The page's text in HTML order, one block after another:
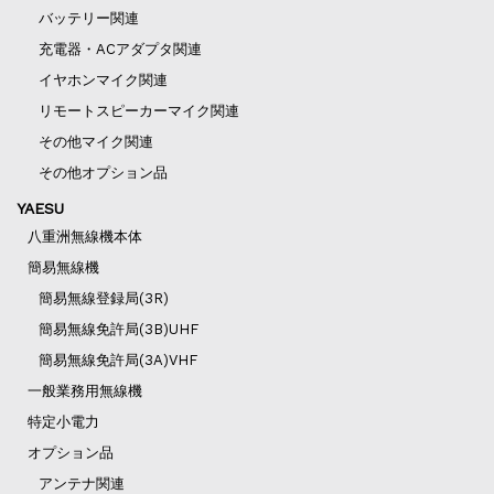
バッテリー関連
充電器・ACアダプタ関連
イヤホンマイク関連
リモートスピーカーマイク関連
その他マイク関連
その他オプション品
YAESU
八重洲無線機本体
簡易無線機
簡易無線登録局(3R)
簡易無線免許局(3B)UHF
簡易無線免許局(3A)VHF
一般業務用無線機
特定小電力
オプション品
アンテナ関連